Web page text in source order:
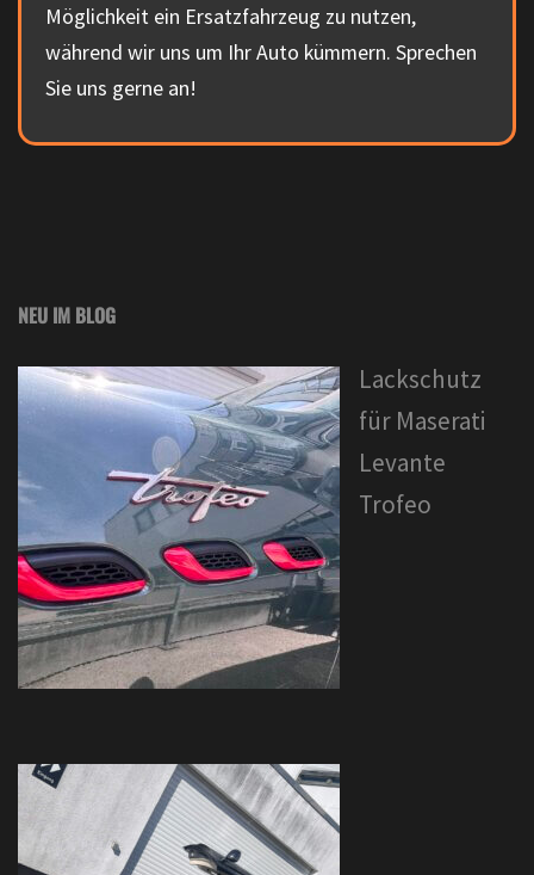
Möglichkeit ein Ersatzfahrzeug zu nutzen,
während wir uns um Ihr Auto kümmern. Sprechen
Sie uns gerne an!
NEU IM BLOG
Lackschutz
für Maserati
Levante
Trofeo